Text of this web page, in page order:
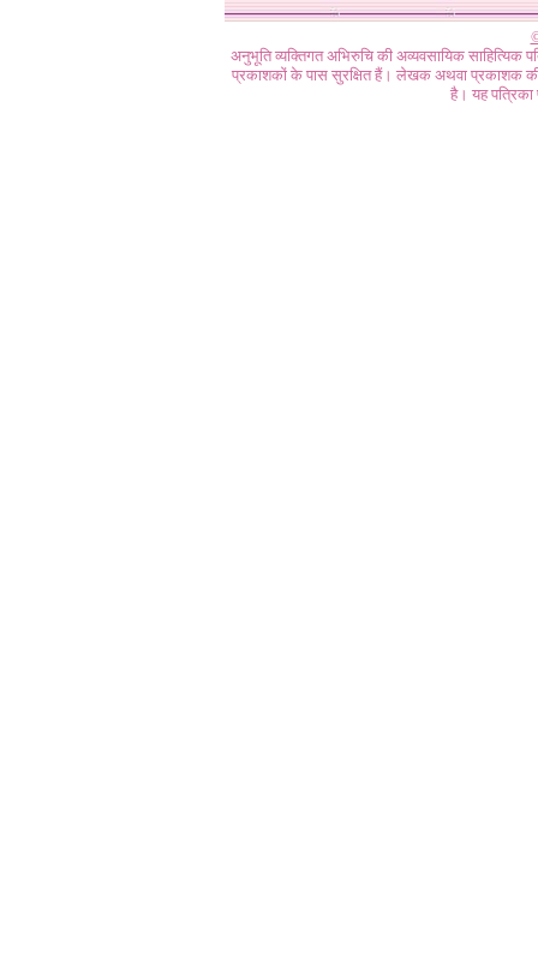
अनुभूति व्यक्तिगत अभिरुचि की अव्यवसायिक
प्रकाशकों के पास सुरक्षित हैं। लेखक अथवा प्रकाशक की
है। यह पत्रिका